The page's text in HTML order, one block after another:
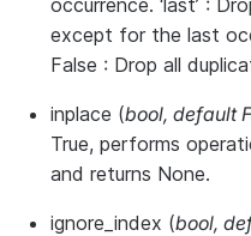
occurrence. ‘last’ :
except for the last
False : Drop all
inplace (bool, default
True, performs
and returns None.
ignore_index (bool,